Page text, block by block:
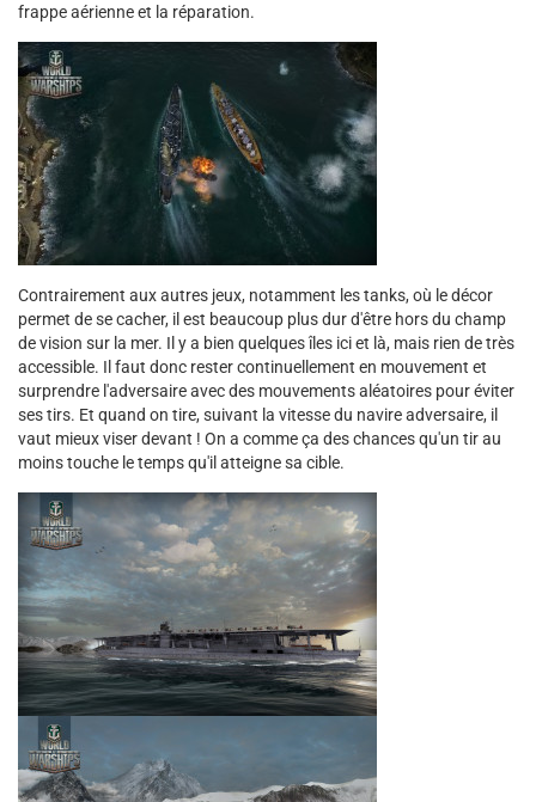
frappe aérienne et la réparation.
Contrairement aux autres jeux, notamment les tanks, où le décor
permet de se cacher, il est beaucoup plus dur d'être hors du champ
de vision sur la mer. Il y a bien quelques îles ici et là, mais rien de très
accessible. Il faut donc rester continuellement en mouvement et
surprendre l'adversaire avec des mouvements aléatoires pour éviter
ses tirs. Et quand on tire, suivant la vitesse du navire adversaire, il
vaut mieux viser devant ! On a comme ça des chances qu'un tir au
moins touche le temps qu'il atteigne sa cible.